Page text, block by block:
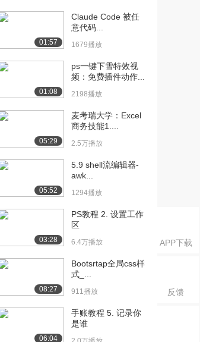
APP下载
反馈
6.6万播放
[19] HTML基础-第1节-
万播放
[20] HTML基础-第2节-编
代码
万播放
[21] HTML基础-第3节-
中的...
万播放
集-...
[24] photoshop的使用-第
[25] photoshop的使用-第
[26] photoshop的使用-第
01:57
Claude Code 被任
意代码...
1679播放
01:08
ps一键下雪特效视
频：免费插件动作...
2198播放
05:29
麦考瑞大学：Excel
商务技能1....
2.5万播放
05:52
5.9 shell流编辑器-
awk...
1294播放
03:28
PS教程 2. 设置工作
区
6.4万播放
08:27
Bootsrtap全局css样
式_...
911播放
06:04
手账教程 5. 记录你
是谁